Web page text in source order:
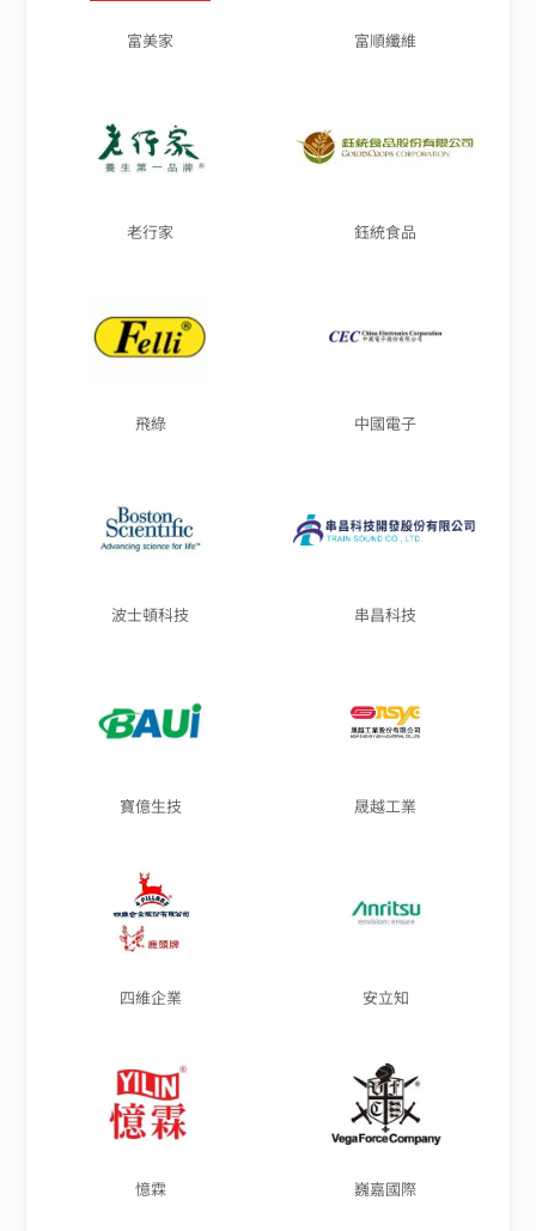
富美家 富順纖維
老行家 鈺統食品
飛綠 中國電子
波士頓科技 串昌科技
寶億生技 晟越工業
四維企業 安立知
憶霖 巍嘉國際